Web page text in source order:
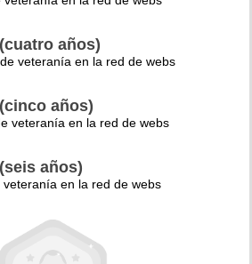
años)
veteranía en la red de webs
años)
veteranía en la red de webs
años)
veteranía en la red de webs